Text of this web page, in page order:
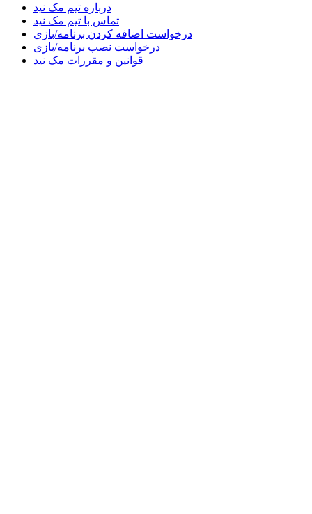
درباره تیم مک نید
تماس با تیم مک نید
درخواست اضافه کردن برنامه/بازی
درخواست نصب برنامه/بازی
قوانین و مقررات مک نید